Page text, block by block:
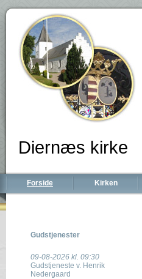
Diernæs kirke
Forside Kirken
Gudstjenester
09-08-2026 kl. 09:30
Gudstjeneste v. Henrik
Nedergaard